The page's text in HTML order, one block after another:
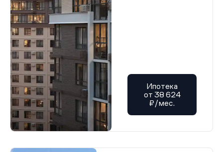
Ипотека
от 38 624
₽/мес.